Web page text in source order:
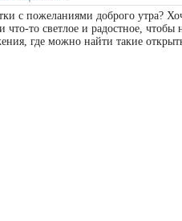
с пожеланиями доброго утра?
то светлое и радостное, чтобы
где можно найти такие